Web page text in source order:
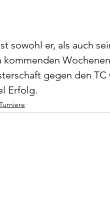
sowohl er, als auch
kommenden
gegen den
Erfolg.